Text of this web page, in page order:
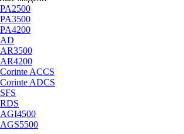
ACCS
ADCS